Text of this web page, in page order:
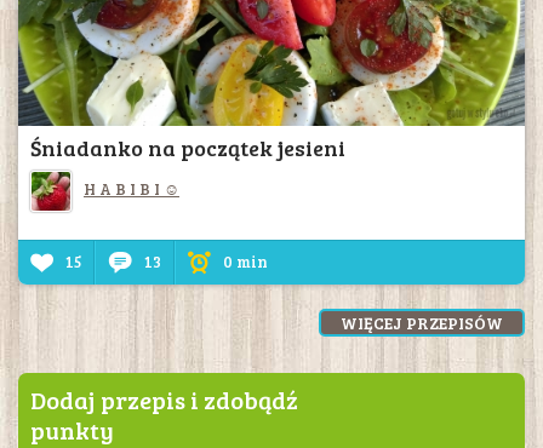
Śniadanko na początek jesieni
H A B I B I ☺
15 13 0 min
WIĘCEJ PRZEPISÓW
Dodaj przepis i zdobądź
punkty